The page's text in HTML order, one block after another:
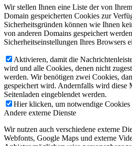
Erfahrungsberichte
Trainingsprogramm
Wir stellen Ihnen eine Liste der von
Domain gespeicherten Cookies zur
Sicherheitsgründen können wie Ihnen
von anderen Domains gespeichert
Sicherheitseinstellungen Ihres Browsers
Aktivieren, damit die
wird und alle Cookies, denen nicht
werden. Wir benötigen zwei Cookies,
gespeichert wird. Andernfalls wird diese
Seitenladen eingeblendet werden.
Hier klicken, um notwendige
Andere externe Dienste
Wir nutzen auch verschiedene externe
Webfonts, Google Maps und externe